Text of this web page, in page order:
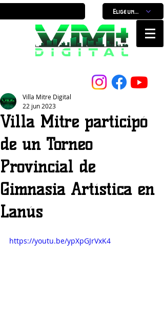
Elige un horario
Villa Mitre participó
de un Torneo
Provincial de
Gimnasia Artística en
Lanús
Villa Mitre Digital
22 jun 2023
https://youtu.be/ypXpGJrVxK4